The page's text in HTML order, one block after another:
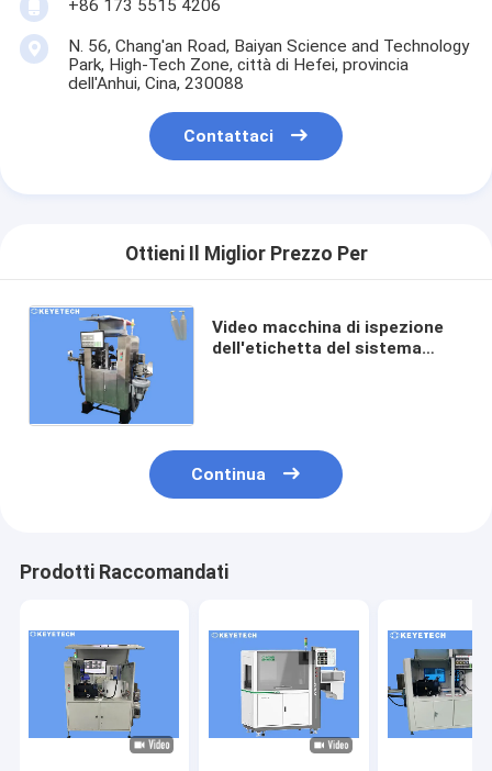
+86 173 5515 4206
N. 56, Chang'an Road, Baiyan Science and Technology
Park, High-Tech Zone, città di Hefei, provincia
dell'Anhui, Cina, 230088
Contattaci
Ottieni Il Miglior Prezzo Per
Video macchina di ispezione
dell'etichetta del sistema
Continua
Prodotti Raccomandati